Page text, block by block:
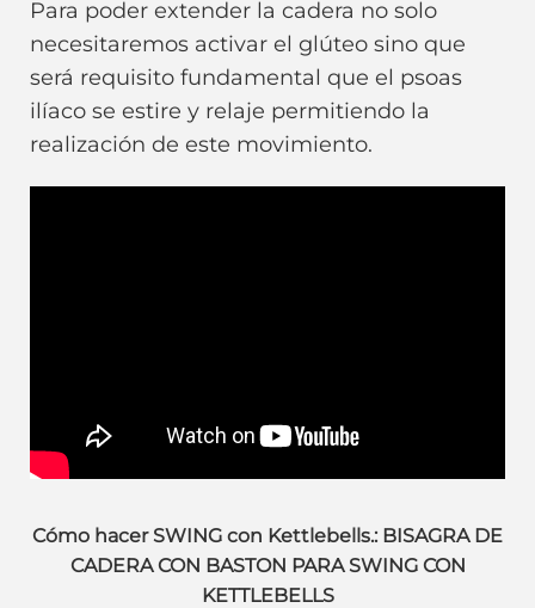
Para poder extender la cadera no solo
necesitaremos activar el glúteo sino que
será requisito fundamental que el psoas
ilíaco se estire y relaje permitiendo la
realización de este movimiento.
Cómo hacer SWING con Kettlebells.: BISAGRA DE
CADERA CON BASTON PARA SWING CON
KETTLEBELLS